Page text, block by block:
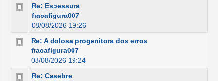
Re: Espessura
fracafigura007
08/08/2026 19:26
Re: A dolosa progenitora dos erros
fracafigura007
08/08/2026 19:24
Re: Casebre